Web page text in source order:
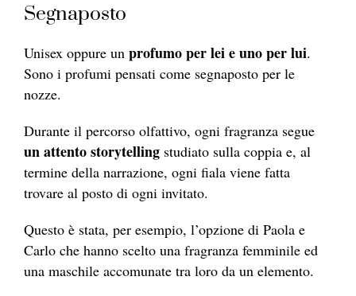
Segnaposto
Unisex oppure un profumo per lei e uno per lui.
Sono i profumi pensati come segnaposto per le
nozze.
Durante il percorso olfattivo, ogni fragranza segue
un attento storytelling studiato sulla coppia e, al
termine della narrazione, ogni fiala viene fatta
trovare al posto di ogni invitato.
Questo è stata, per esempio, l’opzione di Paola e
Carlo che hanno scelto una fragranza femminile ed
una maschile accomunate tra loro da un elemento.